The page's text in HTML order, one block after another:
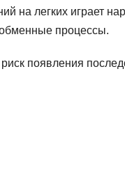
на легких играет
процессы.
появления